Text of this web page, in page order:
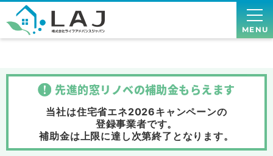
MENU
先進的窓リノベの補助金もらえます
当社は住宅省エネ2026キャンペーンの
登録事業者です。
補助金は上限に達し次第終了 となります。